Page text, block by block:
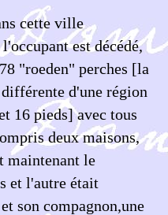
cette ville
est décédé,
"roeden" perches [la
d'une région
16 pieds] avec tous
deux maisons,
maintenant le
et l'autre était
son compagnon,une